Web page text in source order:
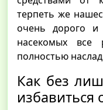
терпеть же
очень дорого
насекомых
полностью
Как без
избавиться